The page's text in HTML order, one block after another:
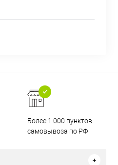
Более 1 000 пунктов
самовывоза по РФ